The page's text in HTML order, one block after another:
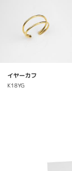
イヤーカフ
K18YG